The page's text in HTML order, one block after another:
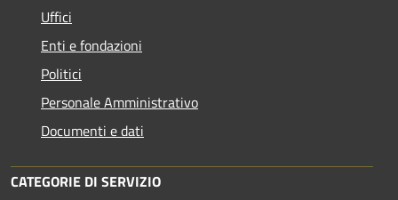
Uffici
Enti e fondazioni
Politici
Personale Amministrativo
Documenti e dati
CATEGORIE DI SERVIZIO